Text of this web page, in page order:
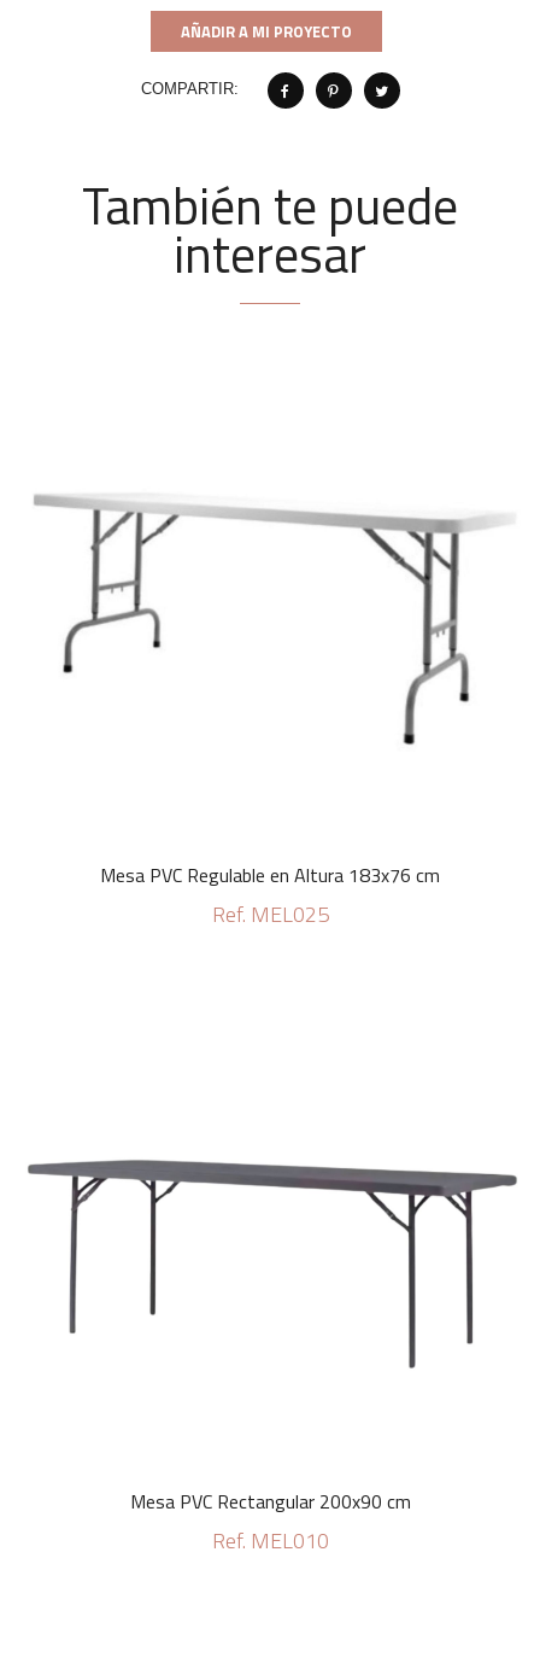
AÑADIR A MI PROYECTO
COMPARTIR:
También te puede
interesar
Mesa PVC Regulable en Altura 183x76 cm
Ref. MEL025
Mesa PVC Rectangular 200x90 cm
Ref. MEL010